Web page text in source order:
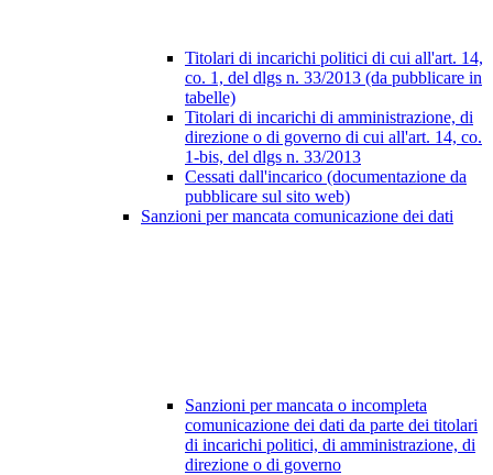
Titolari di incarichi politici di cui all'art. 14,
co. 1, del dlgs n. 33/2013 (da pubblicare in
tabelle)
Titolari di incarichi di amministrazione, di
direzione o di governo di cui all'art. 14, co.
1-bis, del dlgs n. 33/2013
Cessati dall'incarico (documentazione da
pubblicare sul sito web)
Sanzioni per mancata comunicazione dei dati
Sanzioni per mancata o incompleta
comunicazione dei dati da parte dei titolari
di incarichi politici, di amministrazione, di
direzione o di governo